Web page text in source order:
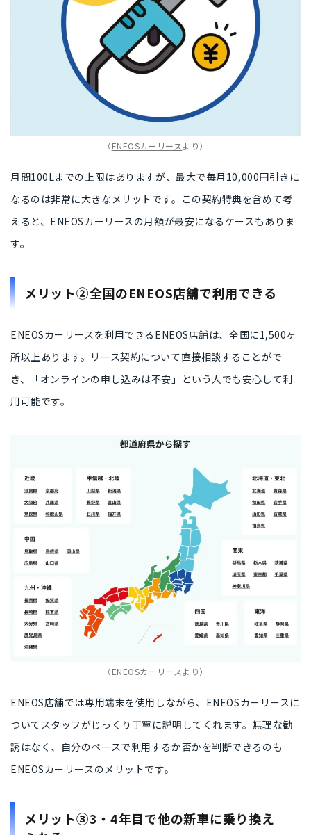
（ENEOSカーリースより）
月間100Lまでの上限はありますが、最大で毎月10,000円引き に
なるのは非常に大きなメリットです。この契約特典を含めて考
えると、ENEOSカーリースの月額が最安になるケースもありま
す。
メリット②全国のENEOS店舗で利用できる
ENEOSカーリースを利用できるENEOS店舗は、 全国に1,500ヶ
所以上 あります。リース契約について直接相談することがで
き、
「オンラインの申し込みは不安」という人 でも安心して利
用可能です。
（ENEOSカーリースより）
ENEOS店舗では専用端末を使用しながら、ENEOSカーリースに
ついてスタッフがじっくり丁寧に説明 してくれます。無理な勧
誘はなく、
自分のペースで利用するか否かを判断できる のも
ENEOSカーリースのメリットです。
メリット③3・4年目で他の新車に乗り換え